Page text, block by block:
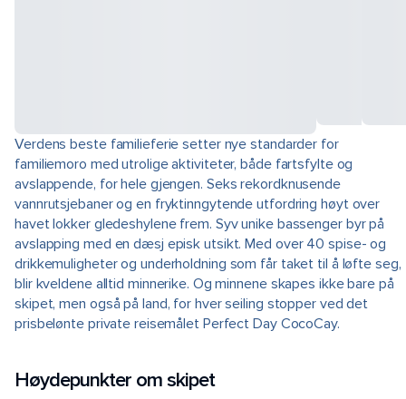
Verdens beste familieferie setter nye standarder for
familiemoro med utrolige aktiviteter, både fartsfylte og
avslappende, for hele gjengen. Seks rekordknusende
vannrutsjebaner og en fryktinngytende utfordring høyt over
havet lokker gledeshylene frem. Syv unike bassenger byr på
avslapping med en dæsj episk utsikt. Med over 40 spise- og
drikkemuligheter og underholdning som får taket til å løfte seg,
blir kveldene alltid minnerike. Og minnene skapes ikke bare på
skipet, men også på land, for hver seiling stopper ved det
prisbelønte private reisemålet Perfect Day CocoCay.
Høydepunkter om skipet